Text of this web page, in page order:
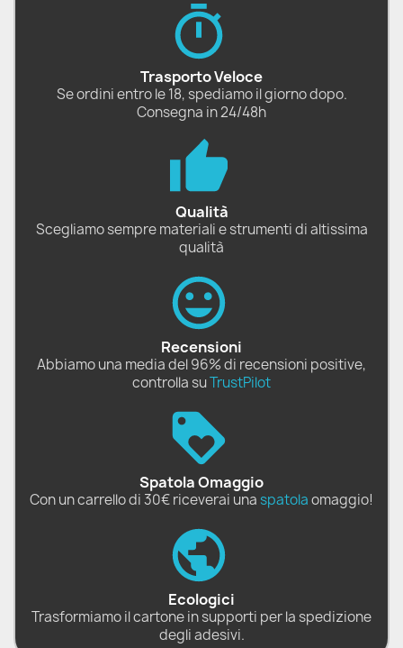
Trasporto Veloce
Se ordini entro le 18, spediamo il giorno dopo.
Consegna in 24/48h
Qualità
Scegliamo sempre materiali e strumenti di altissima
qualità
Recensioni
Abbiamo una media del 96% di recensioni positive,
controlla suTrustPilot
Spatola Omaggio
Con un carrello di 30€ riceverai una spatolaomaggio!
Ecologici
Trasformiamo il cartone in supporti per la spedizione
degli adesivi.